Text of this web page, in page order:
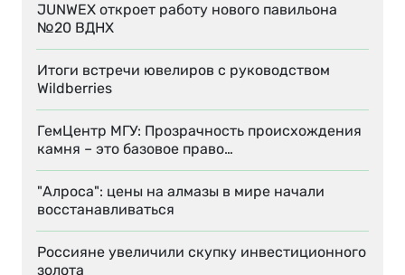
JUNWEX откроет работу нового павильона
№20 ВДНХ
Итоги встречи ювелиров с руководством
Wildberries
ГемЦентр МГУ: Прозрачность происхождения
камня – это базовое право…
"Алроса": цены на алмазы в мире начали
восстанавливаться
Россияне увеличили скупку инвестиционного
золота